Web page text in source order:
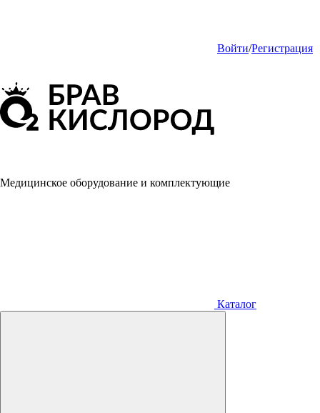
Войти/Регистрация
Медицинское оборудование и комплектующие
Каталог